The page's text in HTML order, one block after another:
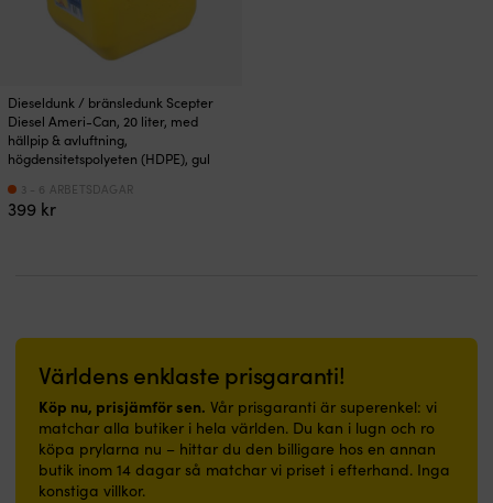
Dieseldunk / bränsledunk Scepter
Diesel Ameri-Can, 20 liter, med
hällpip & avluftning,
högdensitetspolyeten (HDPE), gul
399 kr
3 - 6 ARBETSDAGAR
Världens enklaste prisgaranti!
Köp nu, prisjämför sen. Vår prisgaranti är superenkel: vi
matchar alla butiker i hela världen. Du kan i lugn och ro
köpa prylarna nu – hittar du den billigare hos en annan
butik inom 14 dagar så matchar vi priset i efterhand. Inga
konstiga villkor.